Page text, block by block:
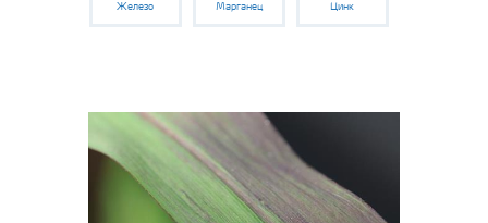
Железо Марганец Цинк